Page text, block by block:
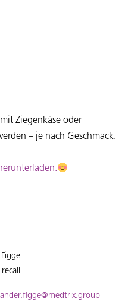
Ziegenkäse oder
– je nach Geschmack.